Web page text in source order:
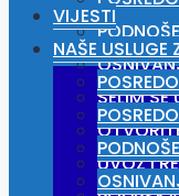
SELIM
UVOZ I
VIJESTI
NAŠE USLUGE